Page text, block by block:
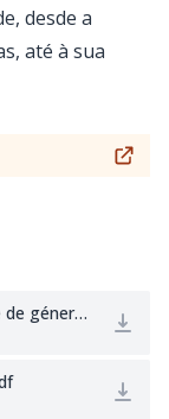
desde a
até à sua
Plano de ação para a igualdade de género.pdf